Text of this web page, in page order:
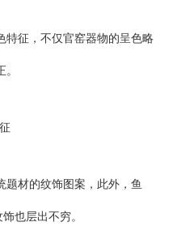
特征，不仅官窑器物的呈色略
题材的纹饰图案，此外，鱼
也层出不穷。